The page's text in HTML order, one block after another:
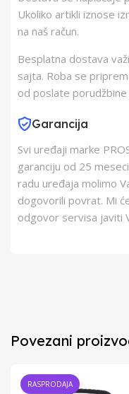
Barkod
Ukoliko artikli iznose
na naš račun.
Besplatna dostava
sajta. Roba se
od poslate porudžbine
Garancija
Svi uređaji marke
garanciju od 25
radu uređaja molimo
dogovorili povrat. Mi
odgovor servisa javiti
Povezani
RASPRODAJA